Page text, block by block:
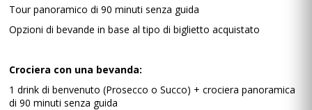
Tour panoramico di 90 minuti senza guida
Opzioni di bevande in base al tipo di biglietto acquistato
Crociera con una bevanda:
1 drink di benvenuto (Prosecco o Succo) + crociera panoramica
di 90 minuti senza guida